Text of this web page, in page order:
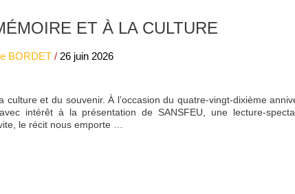
ET À LA CULTURE
BORDET / 26 juin 2026
et du souvenir. À l’occasion du quatre-vingt-dixième
intérêt à la présentation de SANSFEU, une lecture-
le récit nous emporte …